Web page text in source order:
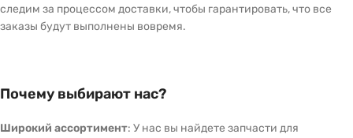
следим за процессом доставки, чтобы гарантировать, что все
заказы будут выполнены вовремя.
Почему выбирают нас?
Широкий ассортимент: У нас вы найдете запчасти для